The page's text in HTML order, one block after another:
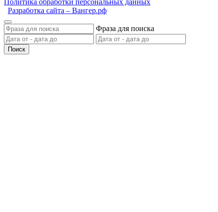
Политика обработки персональных данных
Разработка сайта – Вангер.рф
Фраза для поиска
Поиск